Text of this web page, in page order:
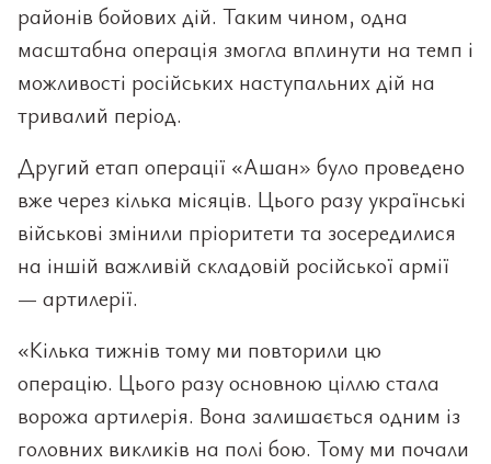
районів бойових дій. Таким чином, одна
масштабна операція змогла вплинути на темп і
можливості російських наступальних дій на
тривалий період.
Другий етап операції «Ашан» було проведено
вже через кілька місяців. Цього разу українські
військові змінили пріоритети та зосередилися
на іншій важливій складовій російської армії
— артилерії.
«Кілька тижнів тому ми повторили цю
операцію. Цього разу основною ціллю стала
ворожа артилерія. Вона залишається одним із
головних викликів на полі бою. Тому ми почали